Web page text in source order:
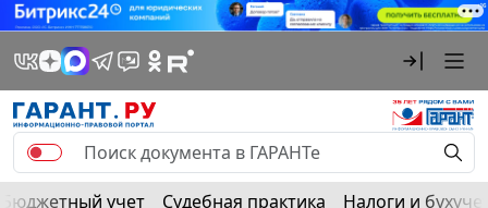
Бюджетный учет Судебная практика Налоги и